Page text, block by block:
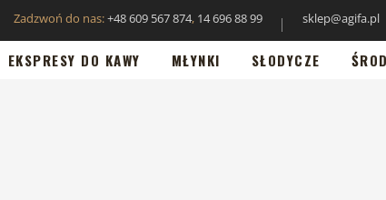
Zadzwoń do nas:+48 609 567 874, 14 696 88 99 sklep@agifa.pl
EKSPRESY DO KAWY MŁYNKI SŁODYCZE